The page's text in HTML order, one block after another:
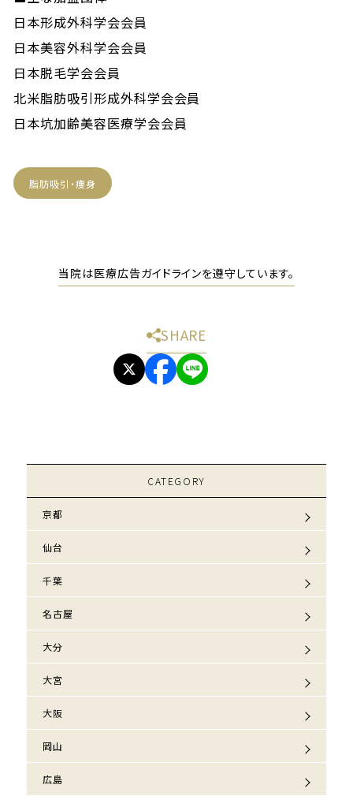
日本形成外科学会会員
日本美容外科学会会員
日本脱毛学会会員
北米脂肪吸引形成外科学会会員
日本坑加齢美容医療学会会員
脂肪吸引・痩身
当院は医療広告ガイドラインを遵守しています。
SHARE
CATEGORY
京都
仙台
千葉
名古屋
大分
大宮
大阪
岡山
広島